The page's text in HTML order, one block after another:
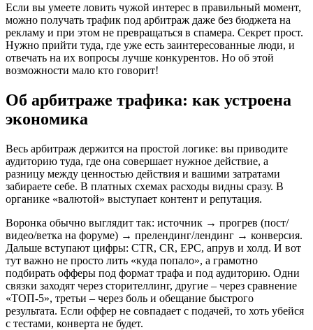
Если вы умеете ловить чужой интерес в правильный момент,
можно получать трафик под арбитраж даже без бюджета на
рекламу и при этом не превращаться в спамера. Секрет прост.
Нужно прийти туда, где уже есть заинтересованные люди, и
отвечать на их вопросы лучше конкурентов. Но об этой
возможности мало кто говорит!
Об арбитраже трафика: как устроена
экономика
Весь арбитраж держится на простой логике: вы приводите
аудиторию туда, где она совершает нужное действие, а
разницу между ценностью действия и вашими затратами
забираете себе. В платных схемах расходы видны сразу. В
органике «валютой» выступает контент и репутация.
Воронка обычно выглядит так: источник → прогрев (пост/
видео/ветка на форуме) → прелендинг/лендинг → конверсия.
Дальше вступают цифры: CTR, CR, EPC, апрув и холд. И вот
тут важно не просто лить «куда попало», а грамотно
подбирать офферы под формат трафа и под аудиторию. Одни
связки заходят через сторителлинг, другие – через сравнение
«ТОП‑5», третьи – через боль и обещание быстрого
результата. Если оффер не совпадает с подачей, то хоть убейся
с тестами, конверта не будет.